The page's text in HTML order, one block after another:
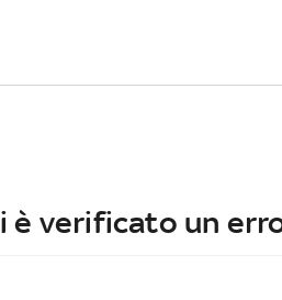
è verificato un